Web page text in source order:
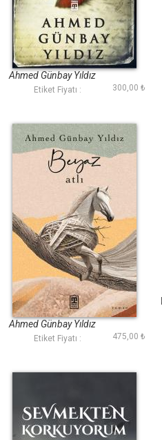
Son Kale
Ahmed Günbay Yıldız
Etiket Fiyatı : 300,00 ₺
Beyaz Atlı
Ahmed Günbay Yıldız
Etiket Fiyatı : 475,00 ₺